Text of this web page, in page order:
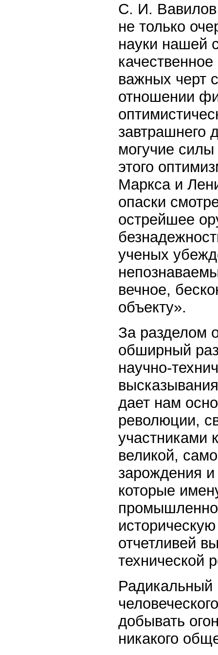
С. И. Вавилов
не только
науки нашей
важных черт
отношении
завтрашнего
могучие
этого
Маркса и
опаски
острейшее
ученых
вечное,
объекту».
За разделом
обширный
научно-
дает нам
революции,
участниками
великой,
зарождения
которые
отчетливей
технической
Радикальный
добывать
никакого